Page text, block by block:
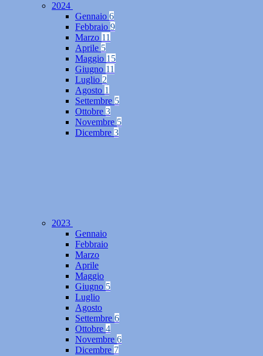
2024
Gennaio 6
Febbraio 9
Marzo 11
Aprile 5
Maggio 15
Giugno 11
Luglio 2
Agosto 1
Settembre 5
Ottobre 3
Novembre 5
Dicembre 3
2023
Gennaio
Febbraio
Marzo
Aprile
Maggio
Giugno 5
Luglio
Agosto
Settembre 6
Ottobre 4
Novembre 6
Dicembre 7